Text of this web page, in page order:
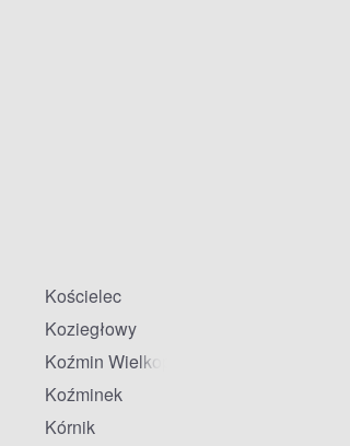
Kościelec
Koziegłowy
Koźmin Wielkopolski
Koźminek
Kórnik